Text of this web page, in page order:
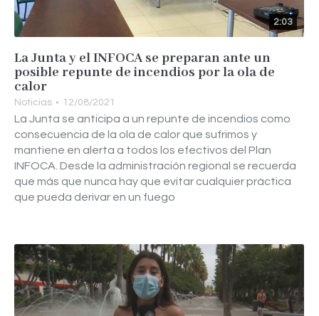
2:03
La Junta y el INFOCA se preparan ante un
posible repunte de incendios por la ola de
calor
Noticias 12/08/2021
La Junta se anticipa a un repunte de incendios como
consecuencia de la ola de calor que sufrimos y
mantiene en alerta a todos los efectivos del Plan
INFOCA. Desde la administración regional se recuerda
que más que nunca hay que evitar cualquier práctica
que pueda derivar en un fuego